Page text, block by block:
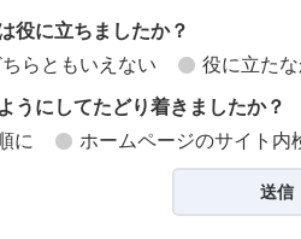
役に立ちましたか？
ちらともいえない 役に立た
うにしてたどり着きましたか？
に
ホームページのサイト内